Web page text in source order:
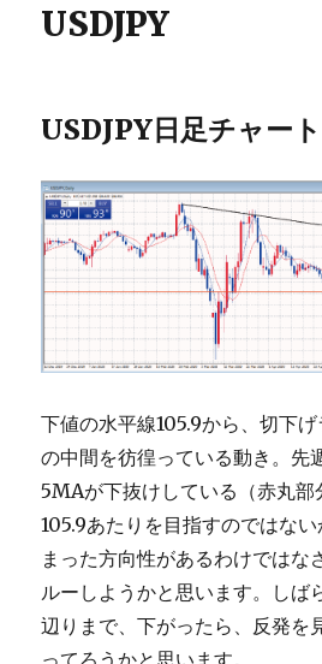
USDJPY
USDJPY日足チャート
下値の水平線105.9から、切下
の中間を彷徨っている動き。先
5MAが下抜けしている（赤丸部
105.9あたりを目指すのではな
まった方向性があるわけではな
ルーしようかと思います。しば
辺りまで、下がったら、反発を